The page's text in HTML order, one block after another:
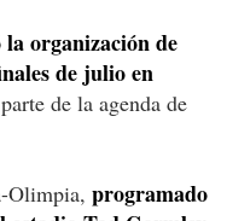
organización de
de julio en
de la agenda de
Olimpia, programado